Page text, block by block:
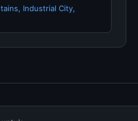
Industrial City,